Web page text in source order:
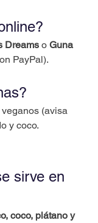
Dreams o Guna
PayPal).
(avisa
y coco.
sirve en
coco, plátano y